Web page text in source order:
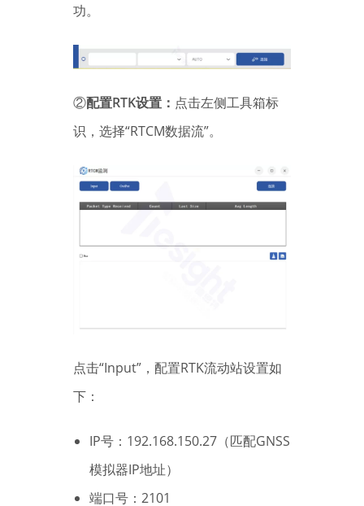
功。
②配置RTK设置： 点击左侧工具箱标
识，选择“RTCM数据流”。
点击“Input”，配置RTK流动站设置如
下：
IP号：192.168.150.27（匹配GNSS
模拟器IP地址）
端口号：2101